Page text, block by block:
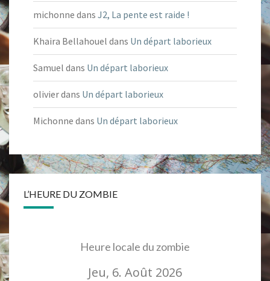
michonne dans J2, La pente est raide !
Khaira Bellahouel dans Un départ laborieux
Samuel dans Un départ laborieux
olivierdans Un départ laborieux
Michonne dans Un départ laborieux
L’HEURE DU ZOMBIE
Heure locale du zombie